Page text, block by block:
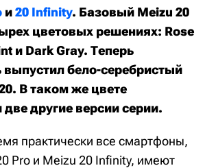
и20 Infinity. Базовый Meizu 20
цветовых решениях: Rose
и Dark Gray. Теперь
выпустил бело-серебристый
В таком же цвете
другие версии серии.
практически все смартфоны,
Pro и Meizu 20 Infinity, имеют